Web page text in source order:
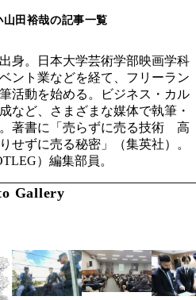
山田裕哉の記事一覧
身。日本大学芸術学部映画学科
ント業などを経て、フリーラン
活動を始める。ビジネス・カル
など、さまざまな媒体で執筆・
著書に「売らずに売る技術 高
せずに売る秘密」（集英社）。
）編集部員。
Gallery